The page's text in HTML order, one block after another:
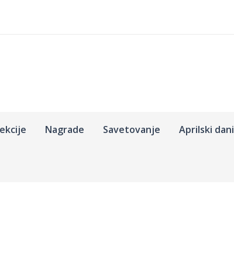
Nagrade Savetovanje Aprilski dani